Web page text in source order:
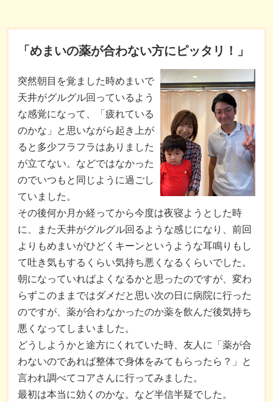
「めまいの薬が合わない方にピッタリ！」
突然朝目を覚ました時めまいで
天井がグルグル回っているよう
な感覚になって、「疲れている
のかな」と思いながら起き上が
ると多少フラフラはありました
が立てない。などではなかった
のでいつもと同じように過ごし
ていました。
その後何か月か経ってから今度は夜寝ようとした時
に、また天井がグルグル回るような感じになり、前回
よりもめまいがひどくキーンというような耳鳴りもし
て吐き気もするくらい気持ち悪くなるくらいでした。
朝になっていればよくなるかと思ったのですが、変わ
らずこのままではダメだと思い次の日に病院に行った
のですが、薬が合わなかったのか薬を飲んだ後気持ち
悪くなってしまいました。
どうしようかと途方にくれていた時、友人に「薬が合
わないのであれば整体で身体をみてもらったら？」と
言われ調べてコアさんに行ってみました。
最初は本当に効くのかな。など半信半疑でした。